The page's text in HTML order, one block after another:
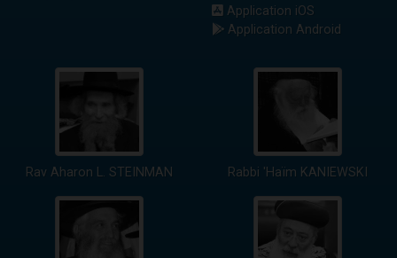
Application iOS
Application Android
Rav Aharon L. STEINMAN Rabbi 'Haïm KANIEWSKI